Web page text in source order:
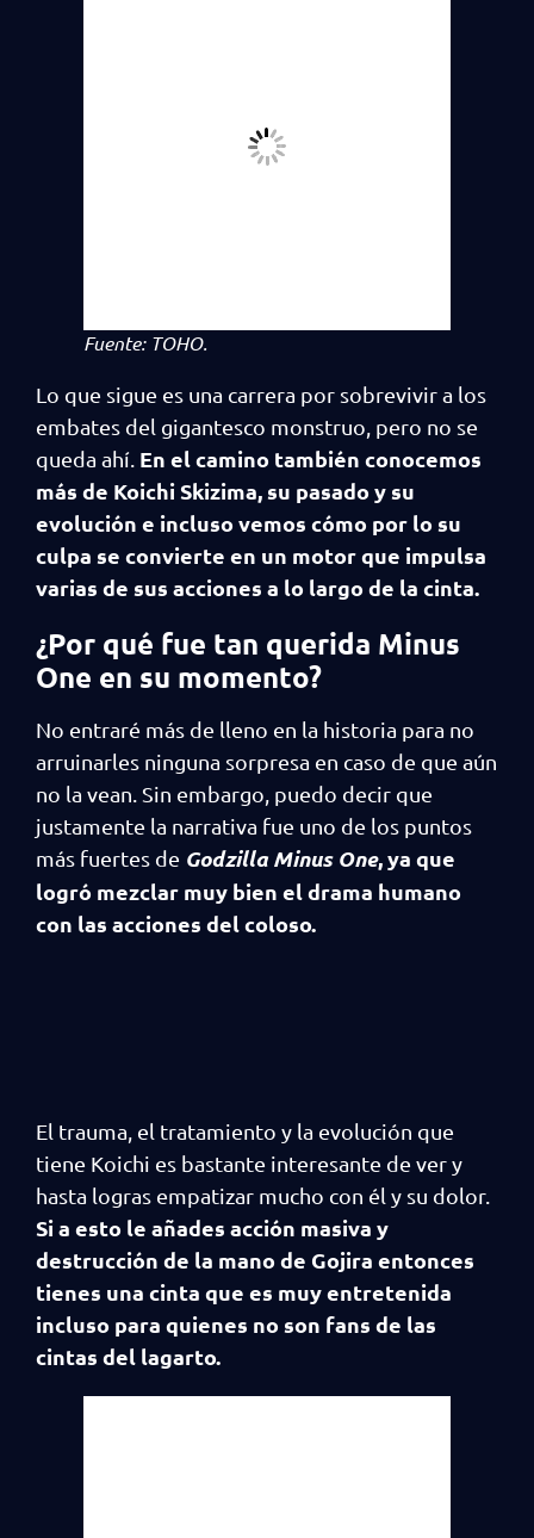
Fuente: TOHO.
Lo que sigue es una carrera por sobrevivir a los
embates del gigantesco monstruo, pero no se
queda ahí. En el camino también conocemos
más de Koichi Skizima, su pasado y su
evolución e incluso vemos cómo por lo su
culpa se convierte en un motor que impulsa
varias de sus acciones a lo largo de la cinta.
¿Por qué fue tan querida Minus
One en su momento?
No entraré más de lleno en la historia para no
arruinarles ninguna sorpresa en caso de que aún
no la vean. Sin embargo, puedo decir que
justamente la narrativa fue uno de los puntos
más fuertes de Godzilla Minus One, ya que
logró mezclar muy bien el drama humano
con las acciones del coloso.
El trauma, el tratamiento y la evolución que
tiene Koichi es bastante interesante de ver y
hasta logras empatizar mucho con él y su dolor.
Si a esto le añades acción masiva y
destrucción de la mano de Gojira entonces
tienes una cinta que es muy entretenida
incluso para quienes no son fans de las
cintas del lagarto.